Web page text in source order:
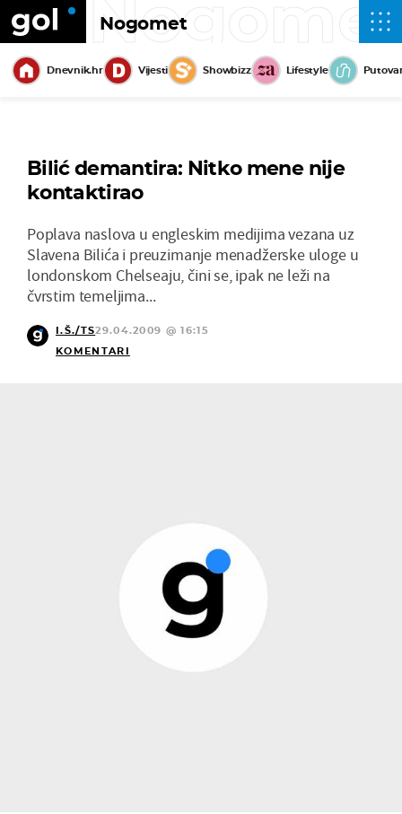
Nogomet
Dnevnik.hr Vijesti Showbizz Lifestyle
Bilić demantira: Nitko mene nije
kontaktirao
Poplava naslova u engleskim medijima vezana uz
Slavena Bilića i preuzimanje menadžerske uloge u
londonskom Chelseaju, čini se, ipak ne leži na
čvrstim temeljima...
I.Š./TS29.04.2009 @ 16:15
KOMENTARI